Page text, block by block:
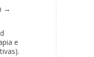
→
e